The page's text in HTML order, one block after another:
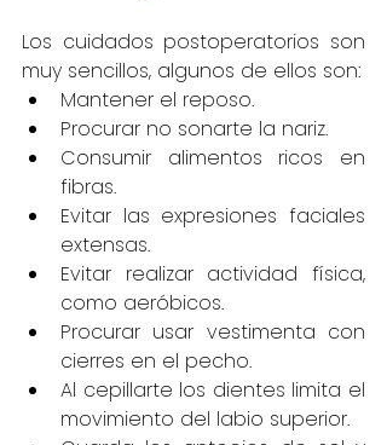
Los cuidados postoperatorios son
muy sencillos, algunos de ellos son:
Mantener el reposo.
Procurar no sonarte la nariz.
Consumir alimentos ricos en
fibras.
Evitar las expresiones faciales
extensas.
Evitar realizar actividad física,
como aeróbicos.
Procurar usar vestimenta con
cierres en el pecho.
Al cepillarte los dientes limita el
movimiento del labio superior.